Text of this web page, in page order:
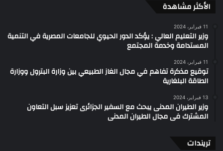
الأكثر مشاهدة
11 فبراير، 2024
وزير التعليم العالي : يؤكد الدور الحيوي للجامعات المصرية في التنمية
المستدامة وخدمة المجتمع
11 فبراير، 2024
توقيع مذكرة تفاهم في مجال الغاز الطبيعي بين وزارة البترول ووزارة
الطاقة البلغارية
13 فبراير، 2024
وزير الطيران المدنى يبحث مع السفير الجزائرى تعزيز سبل التعاون
المشترك فى مجال الطيران المدنى
تريندات